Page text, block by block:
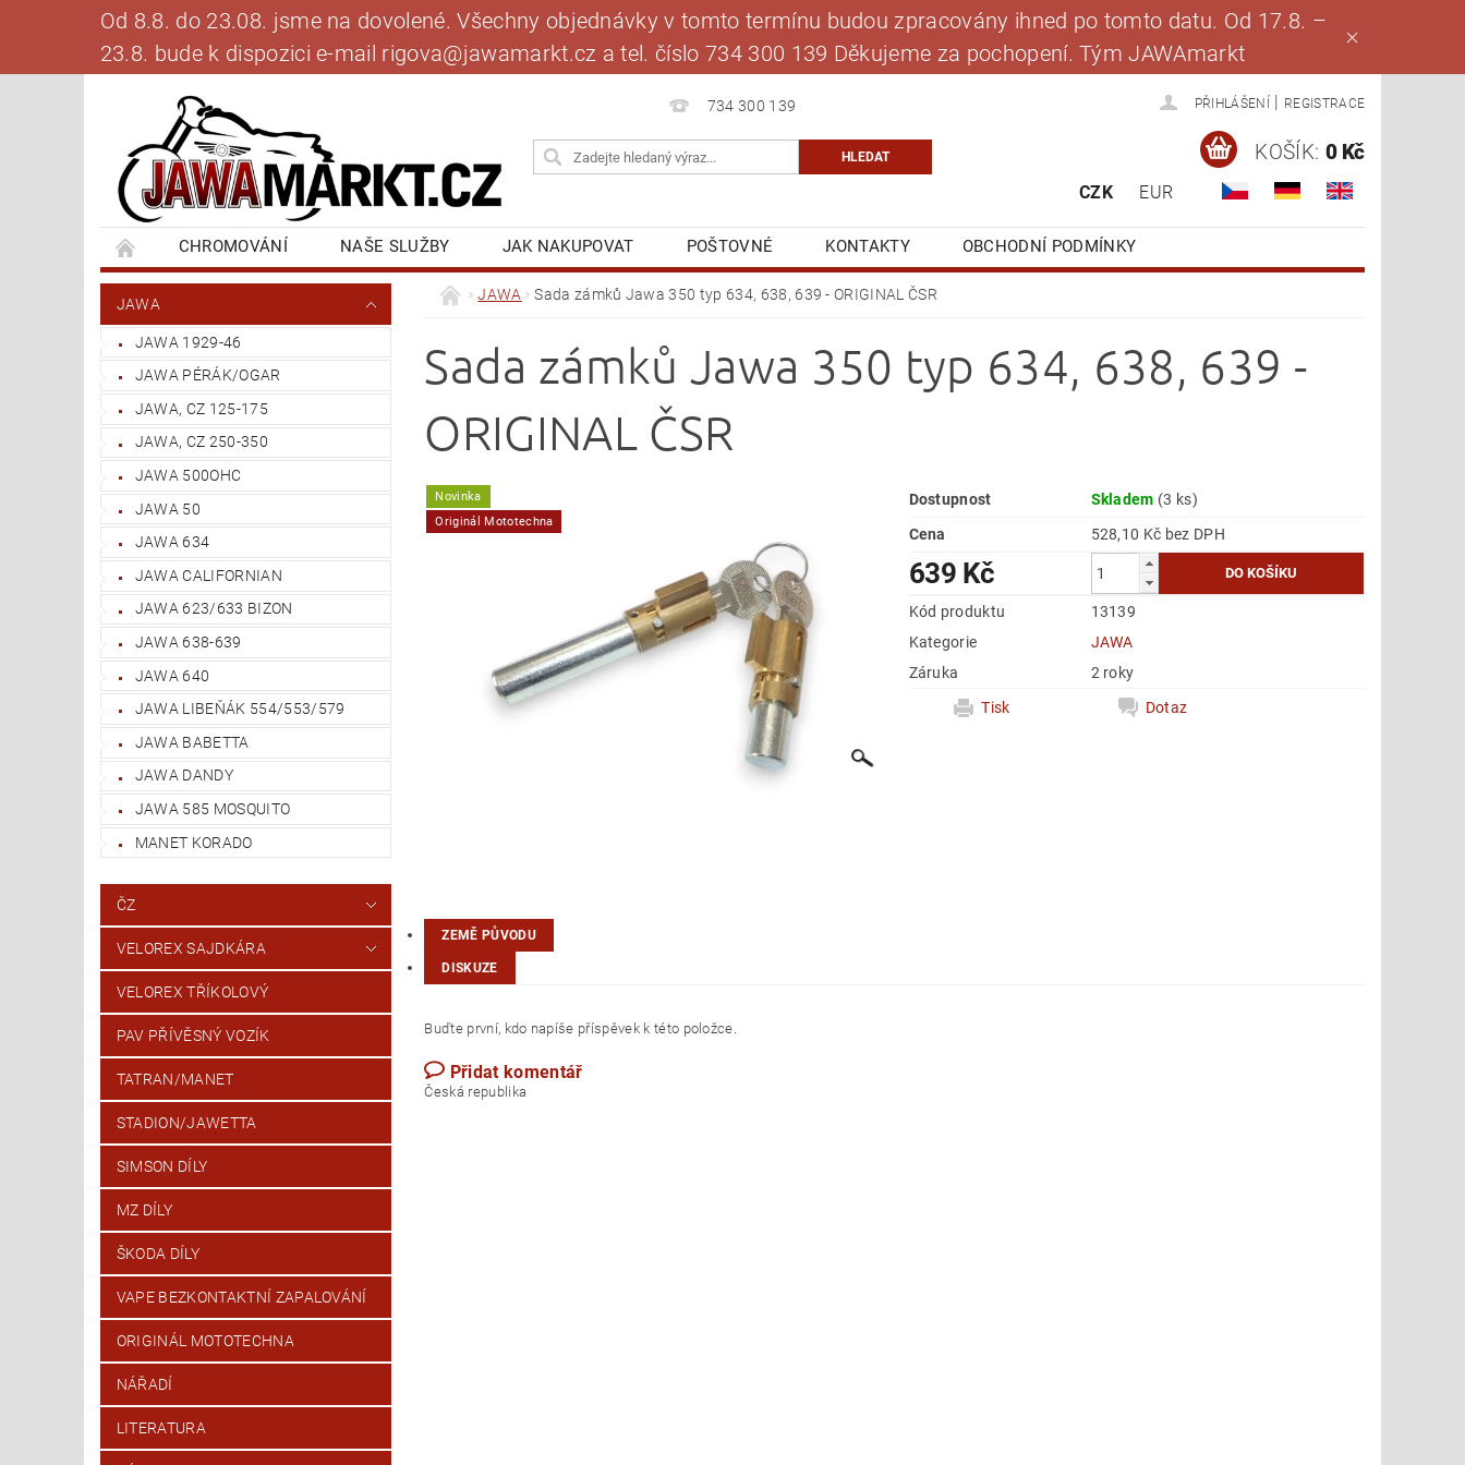
Od 8.8. do 23.08. jsme na dovolené. Všechny objednávky v tomto termínu budou zpracovány ihned po tomto datu. Od 17.8. –
23.8. bude k dispozici e-mail rigova@jawamarkt.cz a tel. číslo 734 300 139 Děkujeme za pochopení. Tým JAWAmarkt
734 300 139 PŘIHLÁŠENÍ REGISTRACE
CZK EUR
KOŠÍK: 0 Kč
CHROMOVÁNÍ NAŠE SLUŽBY JAK NAKUPOVAT POŠTOVNÉ KONTAKTY
OBCHODNÍ PODMÍNKY
BANKOVNÍ SPOJENÍ
NAPIŠTE NÁM BLOG MOJE OBJEDNÁVKA
JAWA
JAWA 1929-46
JAWA PÉRÁK/OGAR
JAWA, CZ 125-175
JAWA, CZ 250-350
JAWA 500OHC
JAWA 50
JAWA 634
JAWA CALIFORNIAN
JAWA 623/633 BIZON
JAWA 638-639
JAWA 640
JAWA LIBEŇÁK 554/553/579
JAWA BABETTA
JAWA DANDY
JAWA 585 MOSQUITO
MANET KORADO
ČZ
VELOREX SAJDKÁRA
VELOREX TŘÍKOLOVÝ
PAV PŘÍVĚSNÝ VOZÍK
TATRAN/MANET
STADION/JAWETTA
SIMSON DÍLY
MZ DÍLY
ŠKODA DÍLY
VAPE BEZKONTAKTNÍ ZAPALOVÁNÍ
ORIGINÁL MOTOTECHNA
NÁŘADÍ
LITERATURA
JAWA Sada zámků Jawa 350 typ 634, 638, 639 - ORIGINAL ČSR
Sada zámků Jawa 350 typ 634, 638, 639 -
ORIGINAL ČSR
Novinka
Originál Mototechna
Dostupnost Skladem (3 ks)
Cena
528,10 Kč bez DPH
639 Kč
Kód produktu
13139
Kategorie
JAWA
Záruka
2 roky
Tisk
Dotaz
ZEMĚ PŮVODU
DISKUZE
Buďte první, kdo napíše příspěvek k této položce.
Přidat komentář
Česká republika